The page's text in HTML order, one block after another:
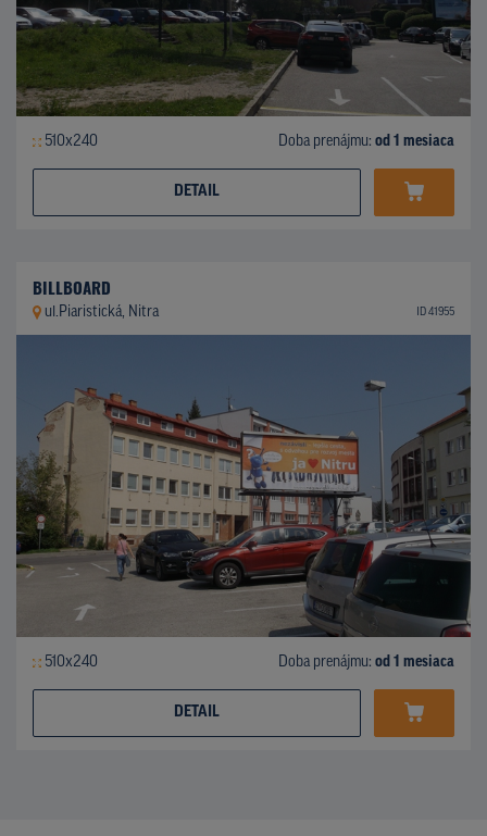
510x240 Doba prenájmu: od 1 mesiaca
DETAIL
BILLBOARD
ul.Piaristická, Nitra ID 41955
510x240 Doba prenájmu: od 1 mesiaca
DETAIL